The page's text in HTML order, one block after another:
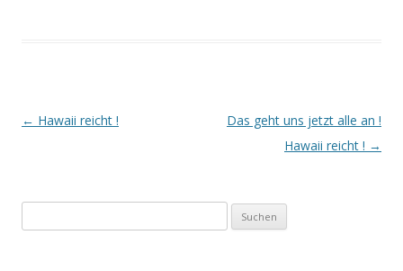
Beitrags-
← Hawaii reicht !
Das geht uns jetzt alle an !
Hawaii reicht ! →
nach: